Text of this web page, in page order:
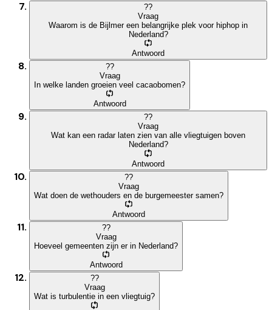
??
Vraag
Waarom is de Bijlmer een belangrijke plek voor hiphop in
Nederland?
Antwoord
??
Vraag
In welke landen groeien veel cacaobomen?
Antwoord
??
Vraag
Wat kan een radar laten zien van alle vliegtuigen boven
Nederland?
Antwoord
??
Vraag
Wat doen de wethouders en de burgemeester samen?
Antwoord
??
Vraag
Hoeveel gemeenten zijn er in Nederland?
Antwoord
??
Vraag
Wat is turbulentie in een vliegtuig?